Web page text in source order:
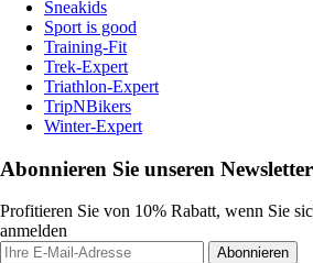
Sneakids
Sport is good
Training-Fit
Trek-Expert
Triathlon-Expert
TripNBikers
Winter-Expert
Abonnieren Sie unseren Newsletter
Profitieren Sie von 10% Rabatt, wenn Sie
anmelden
Abonnieren